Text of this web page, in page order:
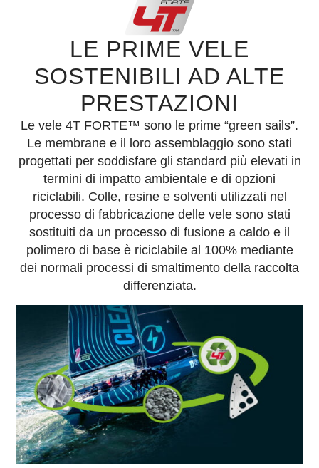
TUTTE LE
CONDIZIONI DI
NAVIGAZIONE
CON VENTO IN
POPPA.
Presenting the IFS Multi Tradewind
Sail
Winner of the 2025 DAME Design
Awards.
Scopri di più
LE PRIME VELE
SOSTENIBILI AD ALTE
PRESTAZIONI
Le vele 4T FORTE™ sono le prime “green sails”.
Le membrane e il loro assemblaggio sono stati
progettati per soddisfare gli standard più elevati in
termini di impatto ambientale e di opzioni
riciclabili. Colle, resine e solventi utilizzati nel
processo di fabbricazione delle vele sono stati
sostituiti da un processo di fusione a caldo e il
polimero di base è riciclabile al 100% mediante
dei normali processi di smaltimento della raccolta
differenziata.